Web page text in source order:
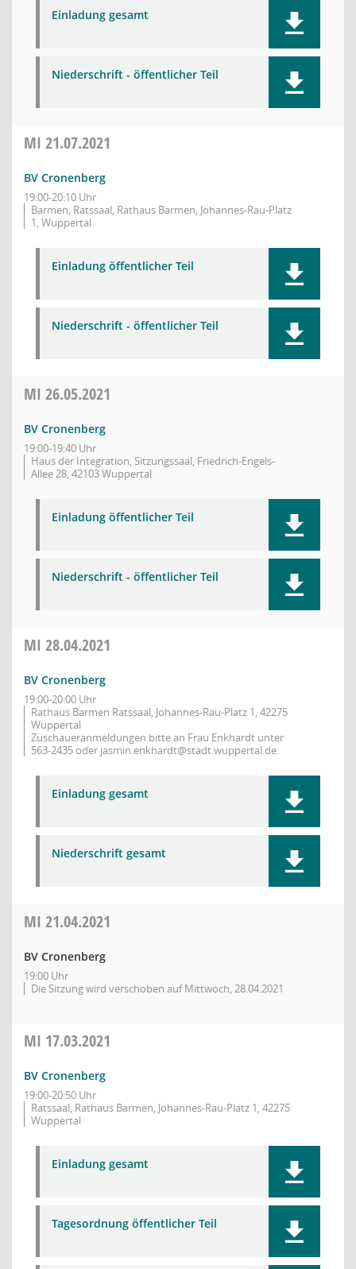
Einladung gesamt
Niederschrift - öffentlicher Teil
MI 21.07.2021
BV Cronenberg
19:00-20:10 Uhr
Barmen, Ratssaal, Rathaus Barmen, Johannes-Rau-Platz
1, Wuppertal
Einladung öffentlicher Teil
Niederschrift - öffentlicher Teil
MI 26.05.2021
BV Cronenberg
19:00-19:40 Uhr
Haus der Integration, Sitzungssaal, Friedrich-Engels-
Allee 28, 42103 Wuppertal
Einladung öffentlicher Teil
Niederschrift - öffentlicher Teil
MI 28.04.2021
BV Cronenberg
19:00-20:00 Uhr
Rathaus Barmen Ratssaal, Johannes-Rau-Platz 1, 42275
Wuppertal
Zuschaueranmeldungen bitte an Frau Enkhardt unter
563-2435 oder jasmin.enkhardt@stadt.wuppertal.de.
Einladung gesamt
Niederschrift gesamt
MI 21.04.2021
BV Cronenberg
19:00 Uhr
Die Sitzung wird verschoben auf Mittwoch, 28.04.2021
MI 17.03.2021
BV Cronenberg
19:00-20:50 Uhr
Ratssaal, Rathaus Barmen, Johannes-Rau-Platz 1, 42275
Wuppertal
Einladung gesamt
Tagesordnung öffentlicher Teil